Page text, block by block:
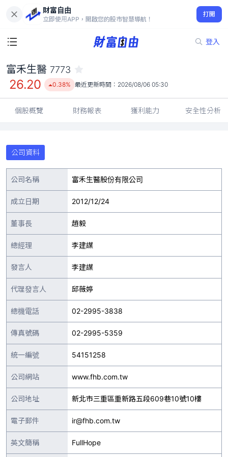
財富自由
立即使用APP，開啟您的股市智慧導航！
打開
登入
26.20
0.38%
富禾生醫 7773
26.20 0.38% 最近更新時間： 2026/08/06 05:30
個股概覽 財務報表 獲利能力 安全性分析
公司資料
公司名稱 富禾生醫股份有限公司
成立日期 2012/12/24
董事長 趙毅
總經理 李建謀
發言人 李建謀
代理發言人 邱薇婷
總機電話 02-2995-3838
傳真號碼 02-2995-5359
統一編號 54151258
公司網站 www.fhb.com.tw
公司地址 新北市三重區重新路五段609巷10號10樓
電子郵件 ir@fhb.com.tw
英文簡稱 FullHope